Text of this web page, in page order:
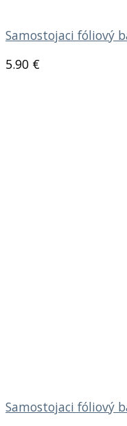
Samostojaci fóliový
5.90 €
Samostojaci fóliový